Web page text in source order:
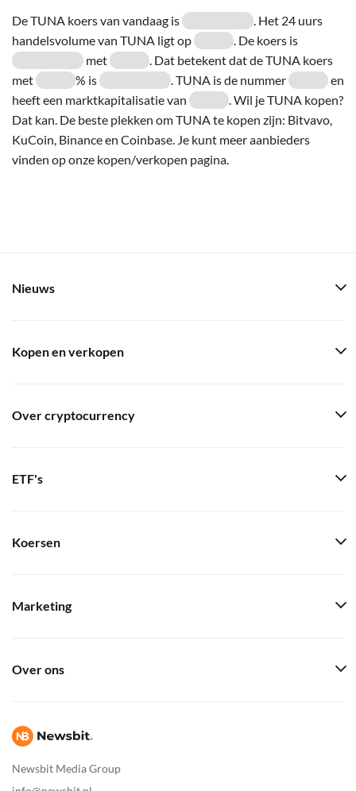
De TUNA koers van vandaag is
. Het 24 uurs
handelsvolume van TUNA ligt op
. De koers is
met
. Dat betekent dat de TUNA koers
met
% is . TUNA is de nummer
en
heeft een marktkapitalisatie van
. Wil je TUNA kopen?
Dat kan. De beste plekken om TUNA te kopen zijn: Bitvavo,
KuCoin, Binance en Coinbase. Je kunt meer aanbieders
vinden op onze kopen/verkopen pagina.
Newsbit Media Group
Nieuws
Kopen en verkopen
Over cryptocurrency
ETF's
Koersen
Marketing
Over ons